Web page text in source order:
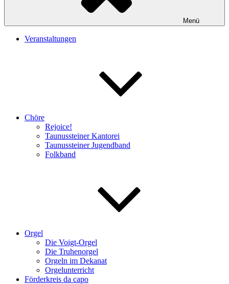
Menü
Veranstaltungen
Chöre
Rejoice!
Taunussteiner Kantorei
Taunussteiner Jugendband
Folkband
Orgel
Die Voigt-Orgel
Die Truhenorgel
Orgeln im Dekanat
Orgelunterricht
Förderkreis da capo